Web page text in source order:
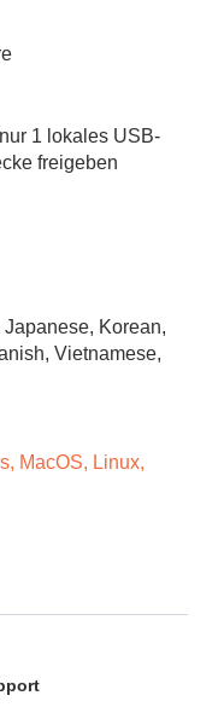
1 lokales USB-
freigeben
Korean,
Vietnamese,
MacOS, Linux,